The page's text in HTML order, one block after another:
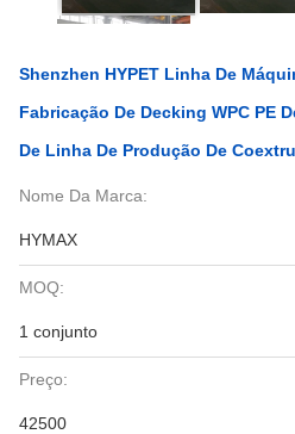
Shenzhen HYPET Linha De
Fabricação De Decking WPC PE
De Linha De Produção De
Nome Da Marca:
HYMAX
MOQ:
1 conjunto
Preço:
42500